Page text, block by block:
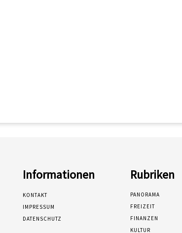
Informationen
KONTAKT
IMPRESSUM
DATENSCHUTZ
Rubriken
PANORAMA
FREIZEIT
FINANZEN
KULTUR